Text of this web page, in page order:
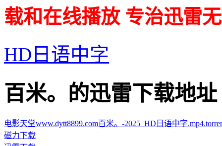
载和在线播放 专治迅雷
HD日语中字
百米。的迅雷下载地址 ·
电影天堂www.dytt8899.com百米。-2025_HD日语中字
磁力下载